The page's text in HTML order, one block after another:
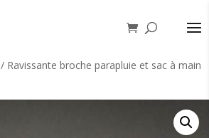
/ Ravissante broche parapluie et sac à main